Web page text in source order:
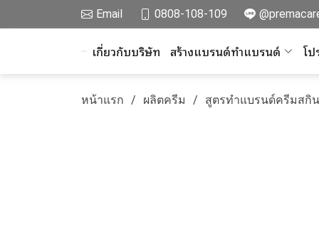
Email 0808-108-109
เกี่ยวกับบริษัท สร้างแบรนด์ทำแบรนด์ โ
หน้าแรก ผลิตครีม สูตรทำแบรนด์ครีมสกิ